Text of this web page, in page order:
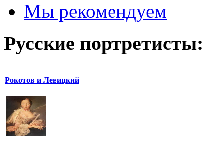
Мы рекомендуем
Русские портретисты:
Рокотов и Левицкий